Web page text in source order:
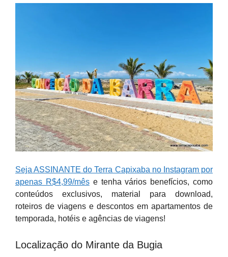
Seja ASSINANTE do Terra Capixaba no Instagram por
apenas R$4,99/mêse tenha vários benefícios, como
conteúdos exclusivos, material para download,
roteiros de viagens e descontos em apartamentos de
temporada, hotéis e agências de viagens!
Localização do Mirante da Bugia